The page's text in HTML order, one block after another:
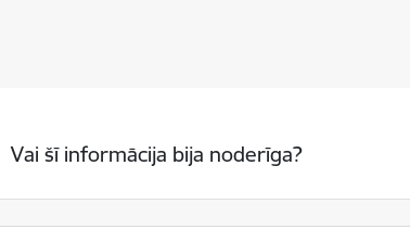
Vai šī informācija bija noderīga?